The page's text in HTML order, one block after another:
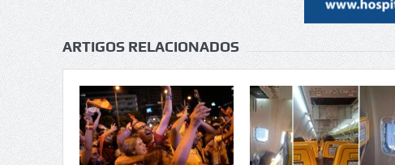
ARTIGOS RELACIONADOS